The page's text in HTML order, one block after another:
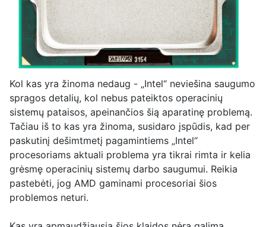
Kol kas yra žinoma nedaug - „Intel“ neviešina saugumo
spragos detalių, kol nebus pateiktos operacinių
sistemų pataisos, apeinančios šią aparatinę problemą.
Tačiau iš to kas yra žinoma, susidaro įspūdis, kad per
paskutinį dešimtmetį pagamintiems „Intel“
procesoriams aktuali problema yra tikrai rimta ir kelia
grėsmę operacinių sistemų darbo saugumui. Reikia
pastebėti, jog AMD gaminami procesoriai šios
problemos neturi.